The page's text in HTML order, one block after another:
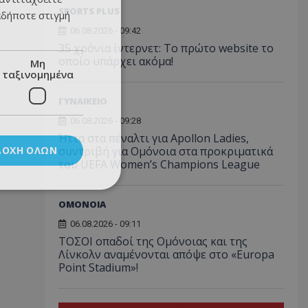
SPORTS PLUS
06.08.2026 - 09:42
35 χρόνια ίντερνετ: Το πρώτο website το
οποίο υπάρχει ακόμα!
06.08.2026 - 09:28
Ήττα στα πέναλτι για Apollon Ladies,
συντριβή για Ομόνοια στα προκριματικά
του UEFA Women’s Champions League
ΟΜΟΝΟΙΑ
06.08.2026 - 09:11
ΤΟΣΟΙ οπαδοί της Ομόνοιας και της
Λίνκολν αναμένονται απόψε στο «Europa
Point Stadium»!
στιγμή
Μη
ταξινομημένα
ΌΛΩΝ